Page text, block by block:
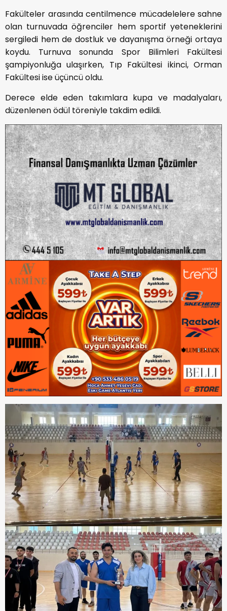
Fakülteler arasında centilmence mücadelelere sahne
olan turnuvada öğrenciler hem sportif yeteneklerini
sergiledi hem de dostluk ve dayanışma örneği ortaya
koydu. Turnuva sonunda Spor Bilimleri Fakültesi
şampiyonluğa ulaşırken, Tıp Fakültesi ikinci, Orman
Fakültesi ise üçüncü oldu.
Derece elde eden takımlara kupa ve madalyaları,
düzenlenen ödül töreniyle takdim edildi.